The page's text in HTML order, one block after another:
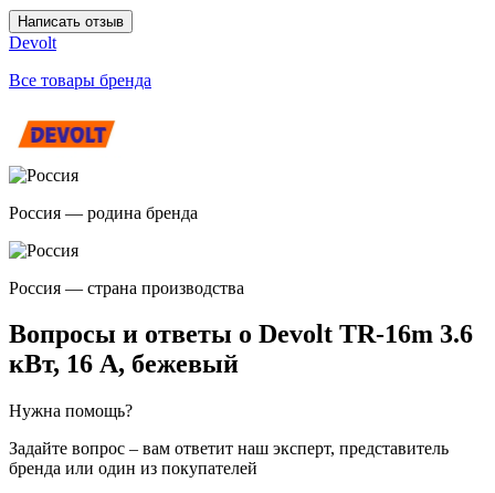
Написать отзыв
Devolt
Все товары бренда
Россия — родина бренда
Россия — страна производства
Вопросы и ответы о Devolt TR-16m 3.6
кВт, 16 А, бежевый
Нужна помощь?
Задайте вопрос – вам ответит наш эксперт, представитель
бренда или один из покупателей